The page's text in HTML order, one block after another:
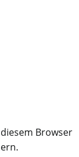
Browser